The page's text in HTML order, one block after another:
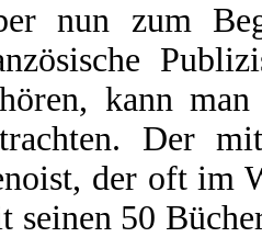
nun zum
kann
Der
der oft im
seinen 50